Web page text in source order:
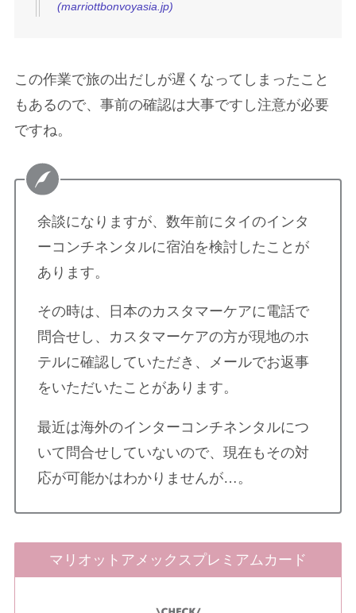
(marriottbonvoyasia.jp)
この作業で旅の出だしが遅くなってしまったこと
もあるので、事前の確認は大事ですし注意が必要
ですね。
余談になりますが、数年前にタイのインタ
ーコンチネンタルに宿泊を検討したことが
あります。
その時は、日本のカスタマーケアに電話で
問合せし、カスタマーケアの方が現地のホ
テルに確認していただき、メールでお返事
をいただいたことがあります。
最近は海外のインターコンチネンタルにつ
いて問合せしていないので、現在もその対
応が可能かはわかりませんが…。
マリオットアメックスプレミアムカード